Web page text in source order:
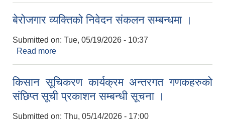
बेरोजगार व्यक्तिको निवेदन संकलन सम्बन्धमा ।
Submitted on: Tue, 05/19/2026 - 10:37
Read more
किसान सूचिकरण कार्यक्रम अन्तरगत गणकहरुको
संछिप्त सूची प्रकाशन सम्बन्धी सूचना ।
Submitted on: Thu, 05/14/2026 - 17:00